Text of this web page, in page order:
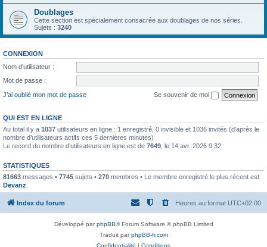
Doublages
Cette section est spécialement consacrée aux doublages de nos séries.
Sujets : 3240
CONNEXION
Nom d’utilisateur :
Mot de passe :
J’ai oublié mon mot de passe
Se souvenir de moi
QUI EST EN LIGNE
Au total il y a 1037 utilisateurs en ligne : 1 enregistré, 0 invisible et 1036 invités (d’après le
nombre d’utilisateurs actifs ces 5 dernières minutes)
Le record du nombre d’utilisateurs en ligne est de 7649 , le 14 avr. 2026 9:32
STATISTIQUES
81663 messages • 7745 sujets • 270 membres • Le membre enregistré le plus récent est
Devanz
Index du forum Heures au format UTC+02:00
Développé parphpBB® Forum Software © phpBB Limited
Traduit parphpBB-fr.com
Confidentialité | Conditions